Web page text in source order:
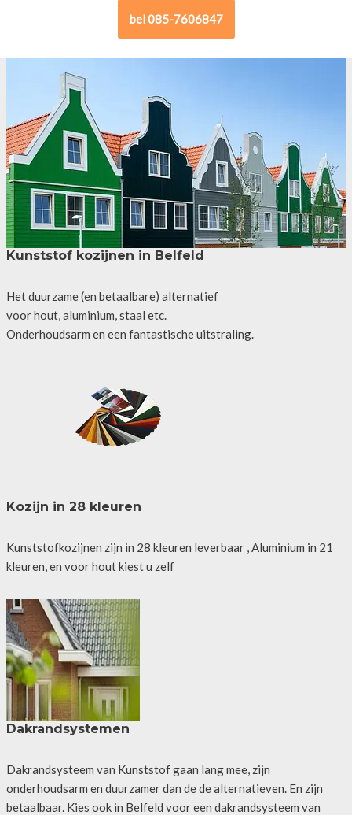
bel 085-7606847
Kunststof kozijnen in Belfeld
Het duurzame (en betaalbare) alternatief
voor hout, aluminium, staal etc.
Onderhoudsarm en een fantastische uitstraling.
Kozijn in 28 kleuren
Kunststofkozijnen zijn in 28 kleuren leverbaar , Aluminium in 21
kleuren, en voor hout kiest u zelf
Dakrandsystemen
Dakrandsysteem van Kunststof gaan lang mee, zijn
onderhoudsarm en duurzamer dan de de alternatieven. En zijn
betaalbaar. Kies ook in Belfeld voor een dakrandsysteem van